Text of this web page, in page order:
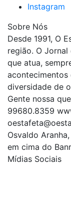
Instagram
Sobre Nós
Desde 1991, O
região. O
que atua,
acontecimentos
diversidade de
Gente nossa
99680.8359
Osvaldo
em cima do
Mídias Sociais